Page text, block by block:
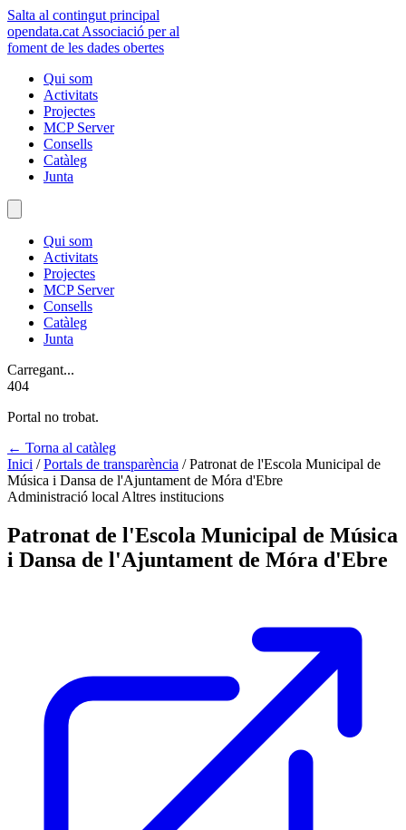
Salta al contingut principal
opendata.cat Associació per al
foment de les dades obertes
Qui som
Activitats
Projectes
MCP Server
Consells
Catàleg
Junta
Qui som
Activitats
Projectes
MCP Server
Consells
Catàleg
Junta
Carregant...
404
Portal no trobat.
← Torna al catàleg
Inici / Portals de transparència / Patronat de l'Escola Municipal de
Música i Dansa de l'Ajuntament de Móra d'Ebre
Administració local Altres institucions
Patronat de l'Escola Municipal de Música
i Dansa de l'Ajuntament de Móra d'Ebre